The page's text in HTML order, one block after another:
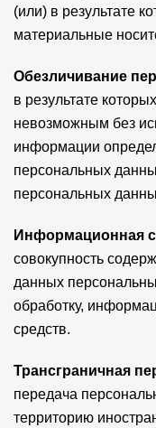
(или) в результате
материальные
Обезличивание
в результате
невозможным без
информации
персональных
персональных
Информационная
совокупность
данных
обработку,
средств.
Трансграничная
передача
территорию